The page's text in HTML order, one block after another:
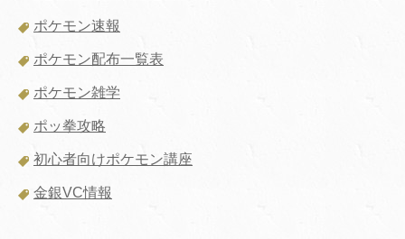
ポケモン速報
ポケモン配布一覧表
ポケモン雑学
ポッ拳攻略
初心者向けポケモン講座
金銀VC情報